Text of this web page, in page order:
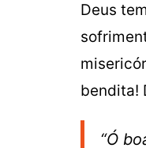
Deus
bendita!
“Ó